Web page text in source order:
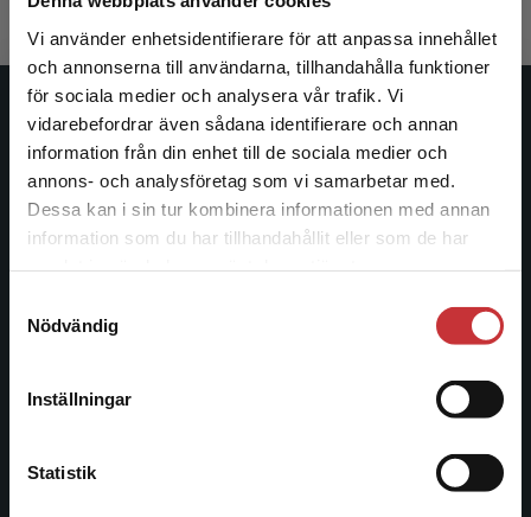
Vi använder enhetsidentifierare för att anpassa innehållet
och annonserna till användarna, tillhandahålla funktioner
för sociala medier och analysera vår trafik. Vi
vidarebefordrar även sådana identifierare och annan
information från din enhet till de sociala medier och
annons- och analysföretag som vi samarbetar med.
Dessa kan i sin tur kombinera informationen med annan
information som du har tillhandahållit eller som de har
Nödvändig
Inställningar
Statistik
Begränsad fraktregion
Det verkar som att du besöker
studentlitteratur.se via en enhet utanför Sverige.
Vi erbjuder inte leveranser utanför Sverige. För
att kunna slutföra ett köp måste
Studentlitteratur
Studentlitteratur grundades 1963 och är idag Sveriges
ledande utbildningsförlag. Med läromedel, kurslitteratur,
facklitteratur, utbildningar och digitala
informationstjänster i utbudet, finns Studentlitteratur med
Kontakta oss
046-31 20 00